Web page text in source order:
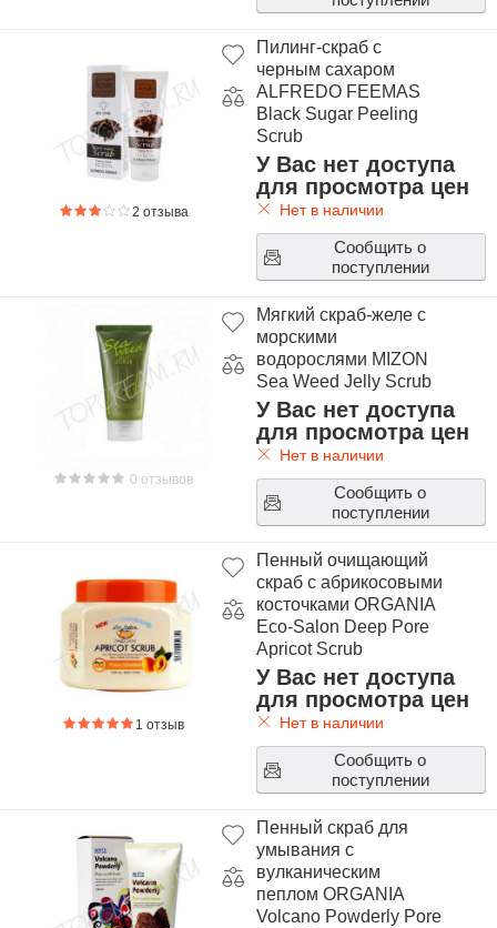
2 отзыва
Пилинг-скраб с
черным сахаром
ALFREDO FEEMAS
Black Sugar Peeling
Scrub
У Вас нет доступа
для просмотра цен
Нет в наличии
Сообщить о
поступлении
0 отзывов
Мягкий скраб-желе с
морскими
водорослями MIZON
Sea Weed Jelly Scrub
У Вас нет доступа
для просмотра цен
Нет в наличии
Сообщить о
поступлении
1 отзыв
Пенный очищающий
скраб с абрикосовыми
косточками ORGANIA
Eco-Salon Deep Pore
Apricot Scrub
У Вас нет доступа
для просмотра цен
Нет в наличии
Сообщить о
поступлении
Пенный скраб для
умывания с
вулканическим
пеплом ORGANIA
Volcano Powderly Pore